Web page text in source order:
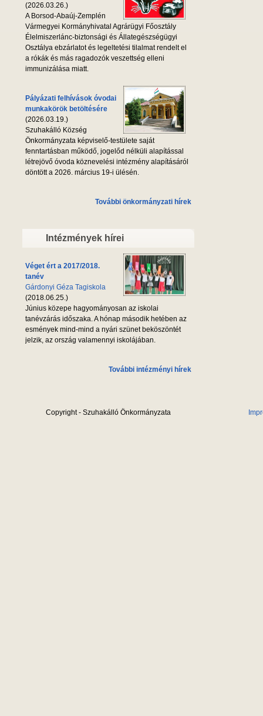
(2026.03.26.)
A Borsod-Abaúj-Zemplén
Vármegyei Kormányhivatal Agrárügyi Főosztály
Élelmiszerlánc-biztonsági és Állategészségügyi
Osztálya ebzárlatot és legeltetési tilalmat rendelt el
a rókák és más ragadozók veszettség elleni
immunizálása miatt.
Pályázati felhívások óvodai
munkakörök betöltésére
(2026.03.19.)
Szuhakálló Község
Önkormányzata képviselő-testülete saját
fenntartásban működő, jogelőd nélküli alapítással
létrejövő óvoda köznevelési intézmény alapításáról
döntött a 2026. március 19-i ülésén.
További önkormányzati hírek
Intézmények hírei
Véget ért a 2017/2018.
tanév
Gárdonyi Géza Tagiskola
(2018.06.25.)
Június közepe hagyományosan az iskolai
tanévzárás időszaka. A hónap második hetében az
esmények mind-mind a nyári szünet beköszöntét
jelzik, az ország valamennyi iskolájában.
További intézményi hírek
Copyright - Szuhakálló Önkormányzata